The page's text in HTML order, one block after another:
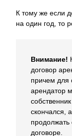
К тому же если
на один год, то
Внимание!
договор
причем для
арендатор
скончался,
договоре.